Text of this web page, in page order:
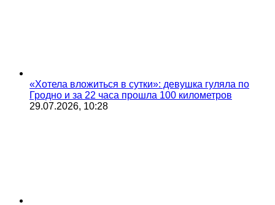
«Хотела вложиться в сутки»: девушка гуляла по
Гродно и за 22 часа прошла 100 километров
29.07.2026, 10:28